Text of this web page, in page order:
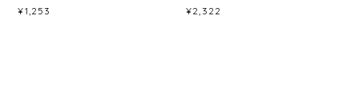
¥1,253
¥2,322